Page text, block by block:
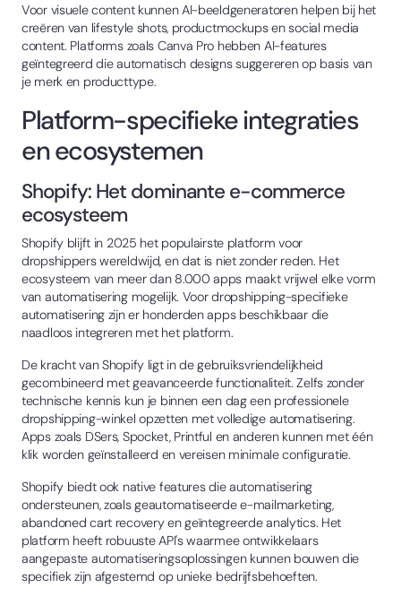
Voor visuele content kunnen AI-beeldgeneratoren helpen bij het
creëren van lifestyle shots, productmockups en social media
content. Platforms zoals Canva Pro hebben AI-features
geïntegreerd die automatisch designs suggereren op basis van
je merk en producttype.
Platform-specifieke integraties
en ecosystemen
Shopify: Het dominante e-commerce
ecosysteem
Shopify blijft in 2025 het populairste platform voor
dropshippers wereldwijd, en dat is niet zonder reden. Het
ecosysteem van meer dan 8.000 apps maakt vrijwel elke vorm
van automatisering mogelijk. Voor dropshipping-specifieke
automatisering zijn er honderden apps beschikbaar die
naadloos integreren met het platform.
De kracht van Shopify ligt in de gebruiksvriendelijkheid
gecombineerd met geavanceerde functionaliteit. Zelfs zonder
technische kennis kun je binnen een dag een professionele
dropshipping-winkel opzetten met volledige automatisering.
Apps zoals DSers, Spocket, Printful en anderen kunnen met één
klik worden geïnstalleerd en vereisen minimale configuratie.
Shopify biedt ook native features die automatisering
ondersteunen, zoals geautomatiseerde e-mailmarketing,
abandoned cart recovery en geïntegreerde analytics. Het
platform heeft robuuste API's waarmee ontwikkelaars
aangepaste automatiseringsoplossingen kunnen bouwen die
specifiek zijn afgestemd op unieke bedrijfsbehoeften.